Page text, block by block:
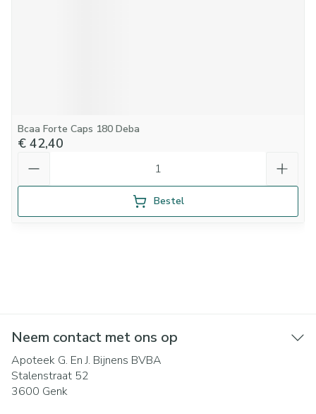
Bcaa Forte Caps 180 Deba
€ 42,40
Bestel
Neem contact met ons op
Apoteek G. En J. Bijnens BVBA
Stalenstraat 52
3600 Genk